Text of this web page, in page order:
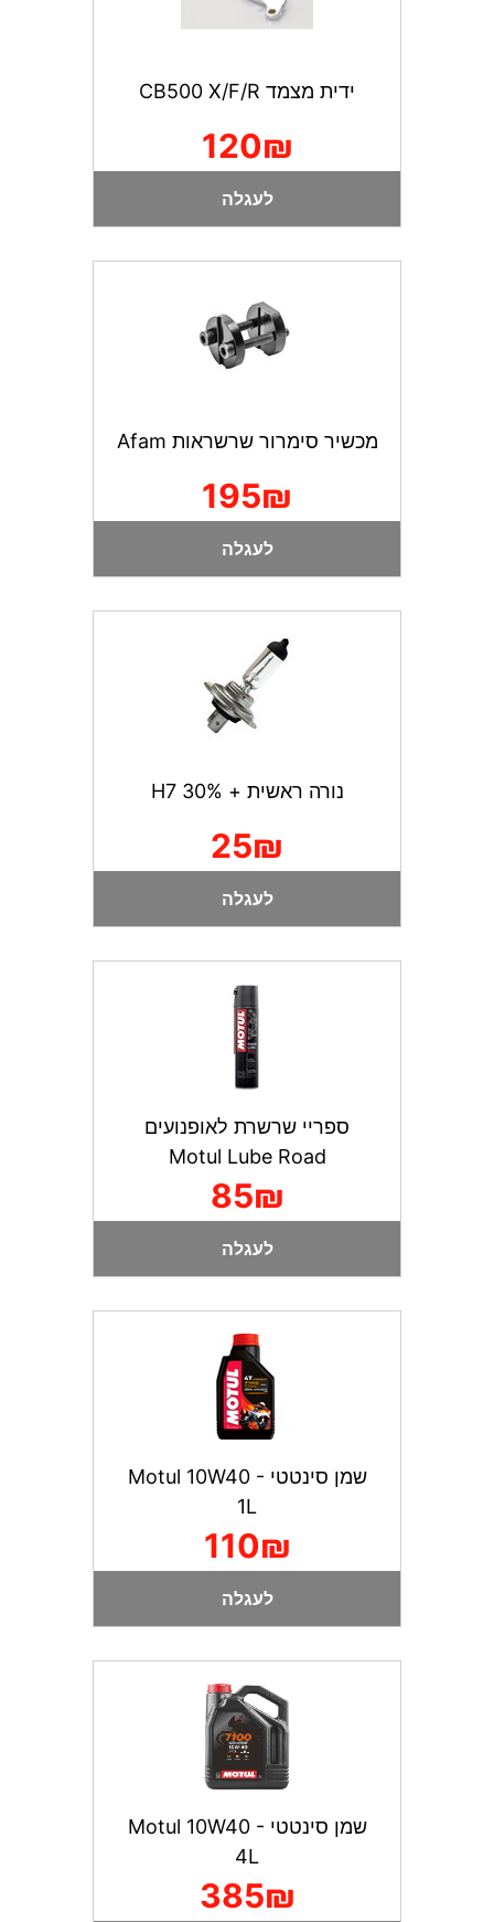
ידית מצמד CB500 X/F/R
120₪
לעגלה
מכשיר סימרור שרשראות Afam
195₪
לעגלה
נורה ראשית + 30% H7
25₪
לעגלה
ספריי שרשרת לאופנועים
Motul Lube Road
85₪
לעגלה
שמן סינטטי Motul 10W40 -
1L
110₪
לעגלה
שמן סינטטי Motul 10W40 -
4L
385₪